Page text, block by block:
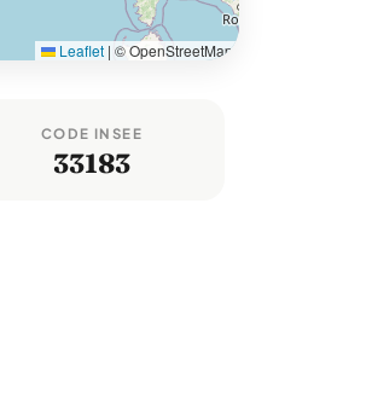
Leaflet | © OpenStreetMap
CODE INSEE
33183